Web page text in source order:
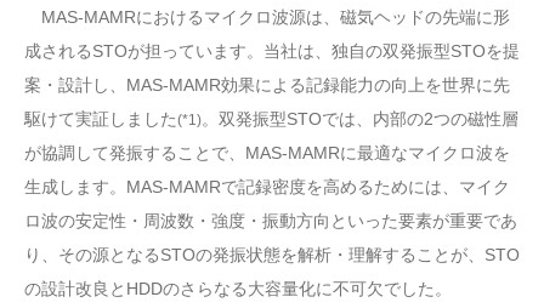
MAS-MAMRにおけるマイクロ波源は、磁気ヘッドの先端に形
成されるSTOが担っています。当社は、独自の双発振型STOを提
案・設計し、MAS-MAMR効果による記録能力の向上を世界に先
駆けて実証しました(*1)。双発振型STOでは、内部の2つの磁性層
が協調して発振することで、MAS-MAMRに最適なマイクロ波を
生成します。MAS-MAMRで記録密度を高めるためには、マイク
ロ波の安定性・周波数・強度・振動方向といった要素が重要であ
り、その源となるSTOの発振状態を解析・理解することが、STO
の設計改良とHDDのさらなる大容量化に不可欠でした。